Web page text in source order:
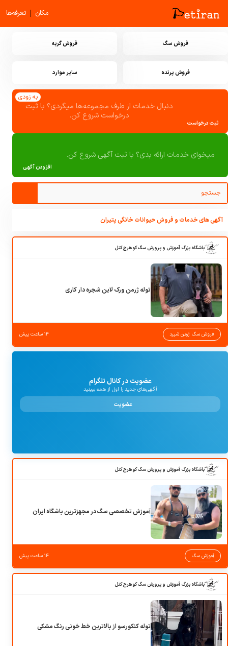
مکان | تعرفه‌ها
فروش سگ فروش گربه
فروش پرنده سایر موارد
ثبت درخواست
دنبال خدمات از طرف مجموعه‌ها میگردی؟ با ثبت
درخواست شروع کن.
به زودی
افزودن آگهی
میخوای خدمات ارائه بدی؟ با ثبت آگهی شروع کن.
آگهی های خدمات و فروش حیوانات خانگی پتیران
باشگاه بزرگ آموزش و پرورش سگ کوهرج کنل
توله ژرمن ورک لاین شجره دار کاری
فروش سگ ژرمن شپرد ۱۴ ساعت پیش
عضویت در کانال تلگرام
آگهی‌های جدید را اول از همه ببینید
عضویت
باشگاه بزرگ آموزش و پرورش سگ کوهرج کنل
آموزش تخصصی سگ در مجهزترین باشگاه ایران
آموزش سگ ۱۴ ساعت پیش
باشگاه بزرگ آموزش و پرورش سگ کوهرج کنل
توله کنکورسو از بالاترین خط خونی رنگ مشکی